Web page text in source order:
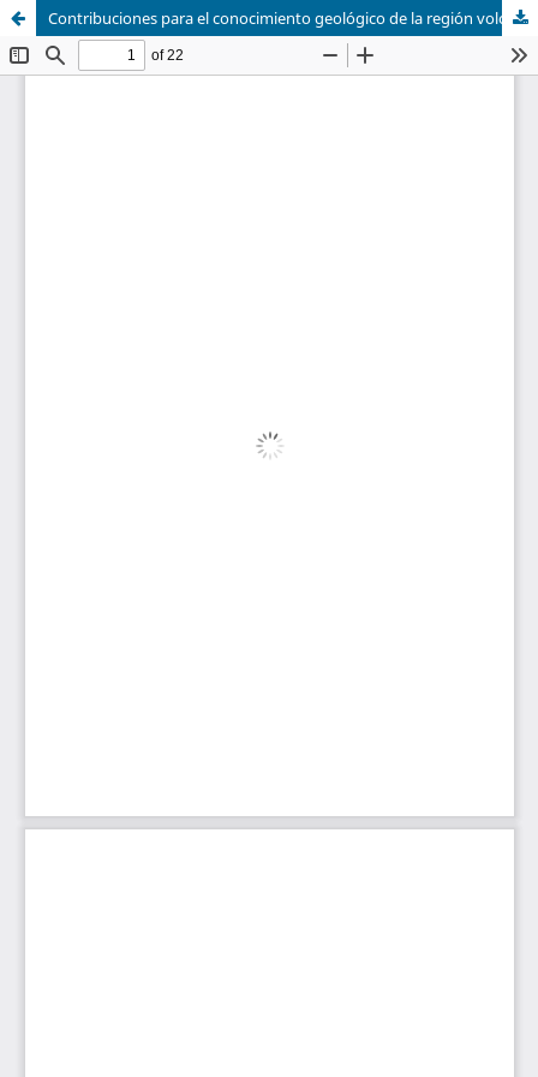
Contribuciones para el conocimiento geológico de la región volcánica del Ecuador